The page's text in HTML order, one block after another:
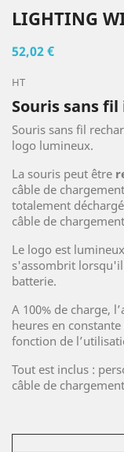
LIGHTING
52,02 €
HT
Souris sans
Souris sans fil
logo lumineux.
La souris peut être
câble de
totalement
câble de
Le logo est
s'assombrit lorsqu'il
batterie.
A 100% de charge,
heures en
fonction de
Tout est inclus :
câble de